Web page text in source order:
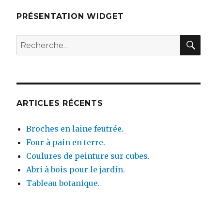
PRÉSENTATION WIDGET
Recherche
pour :
ARTICLES RÉCENTS
Broches en laine feutrée.
Four à pain en terre.
Coulures de peinture sur cubes.
Abri à bois pour le jardin.
Tableau botanique.